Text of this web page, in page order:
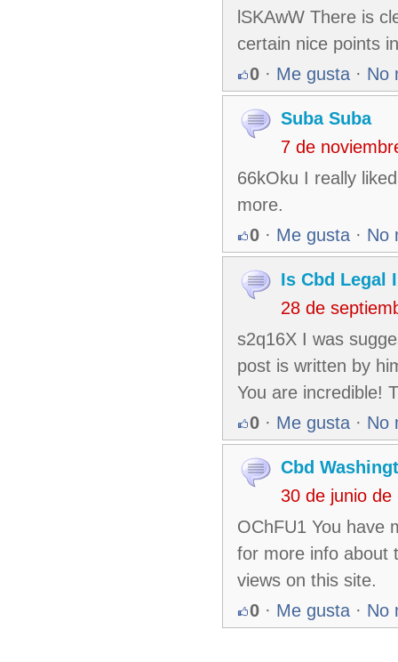
lSKAwW There is
certain nice points
0 · Me gusta · No
Suba Suba
7 de
66kOku I really
more.
0 · Me gusta · No
Is Cbd Legal
28 de
s2q16X I was
post is written by
You are incredible!
0 · Me gusta · No
Cbd
30 de junio
OChFU1 You have
for more info about
views on this site.
0 · Me gusta · No